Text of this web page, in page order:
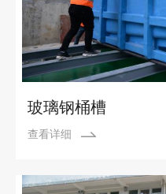
玻璃钢桶槽
查看详细